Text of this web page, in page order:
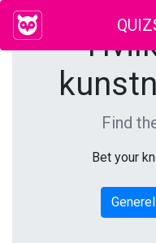
Find
Bet your